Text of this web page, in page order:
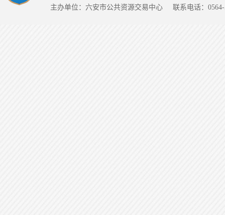
主办单位：六安市公共资源交易中心 联系电话：0564-